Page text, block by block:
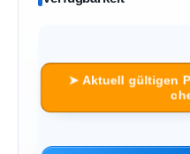
➤ Aktuell gültigen